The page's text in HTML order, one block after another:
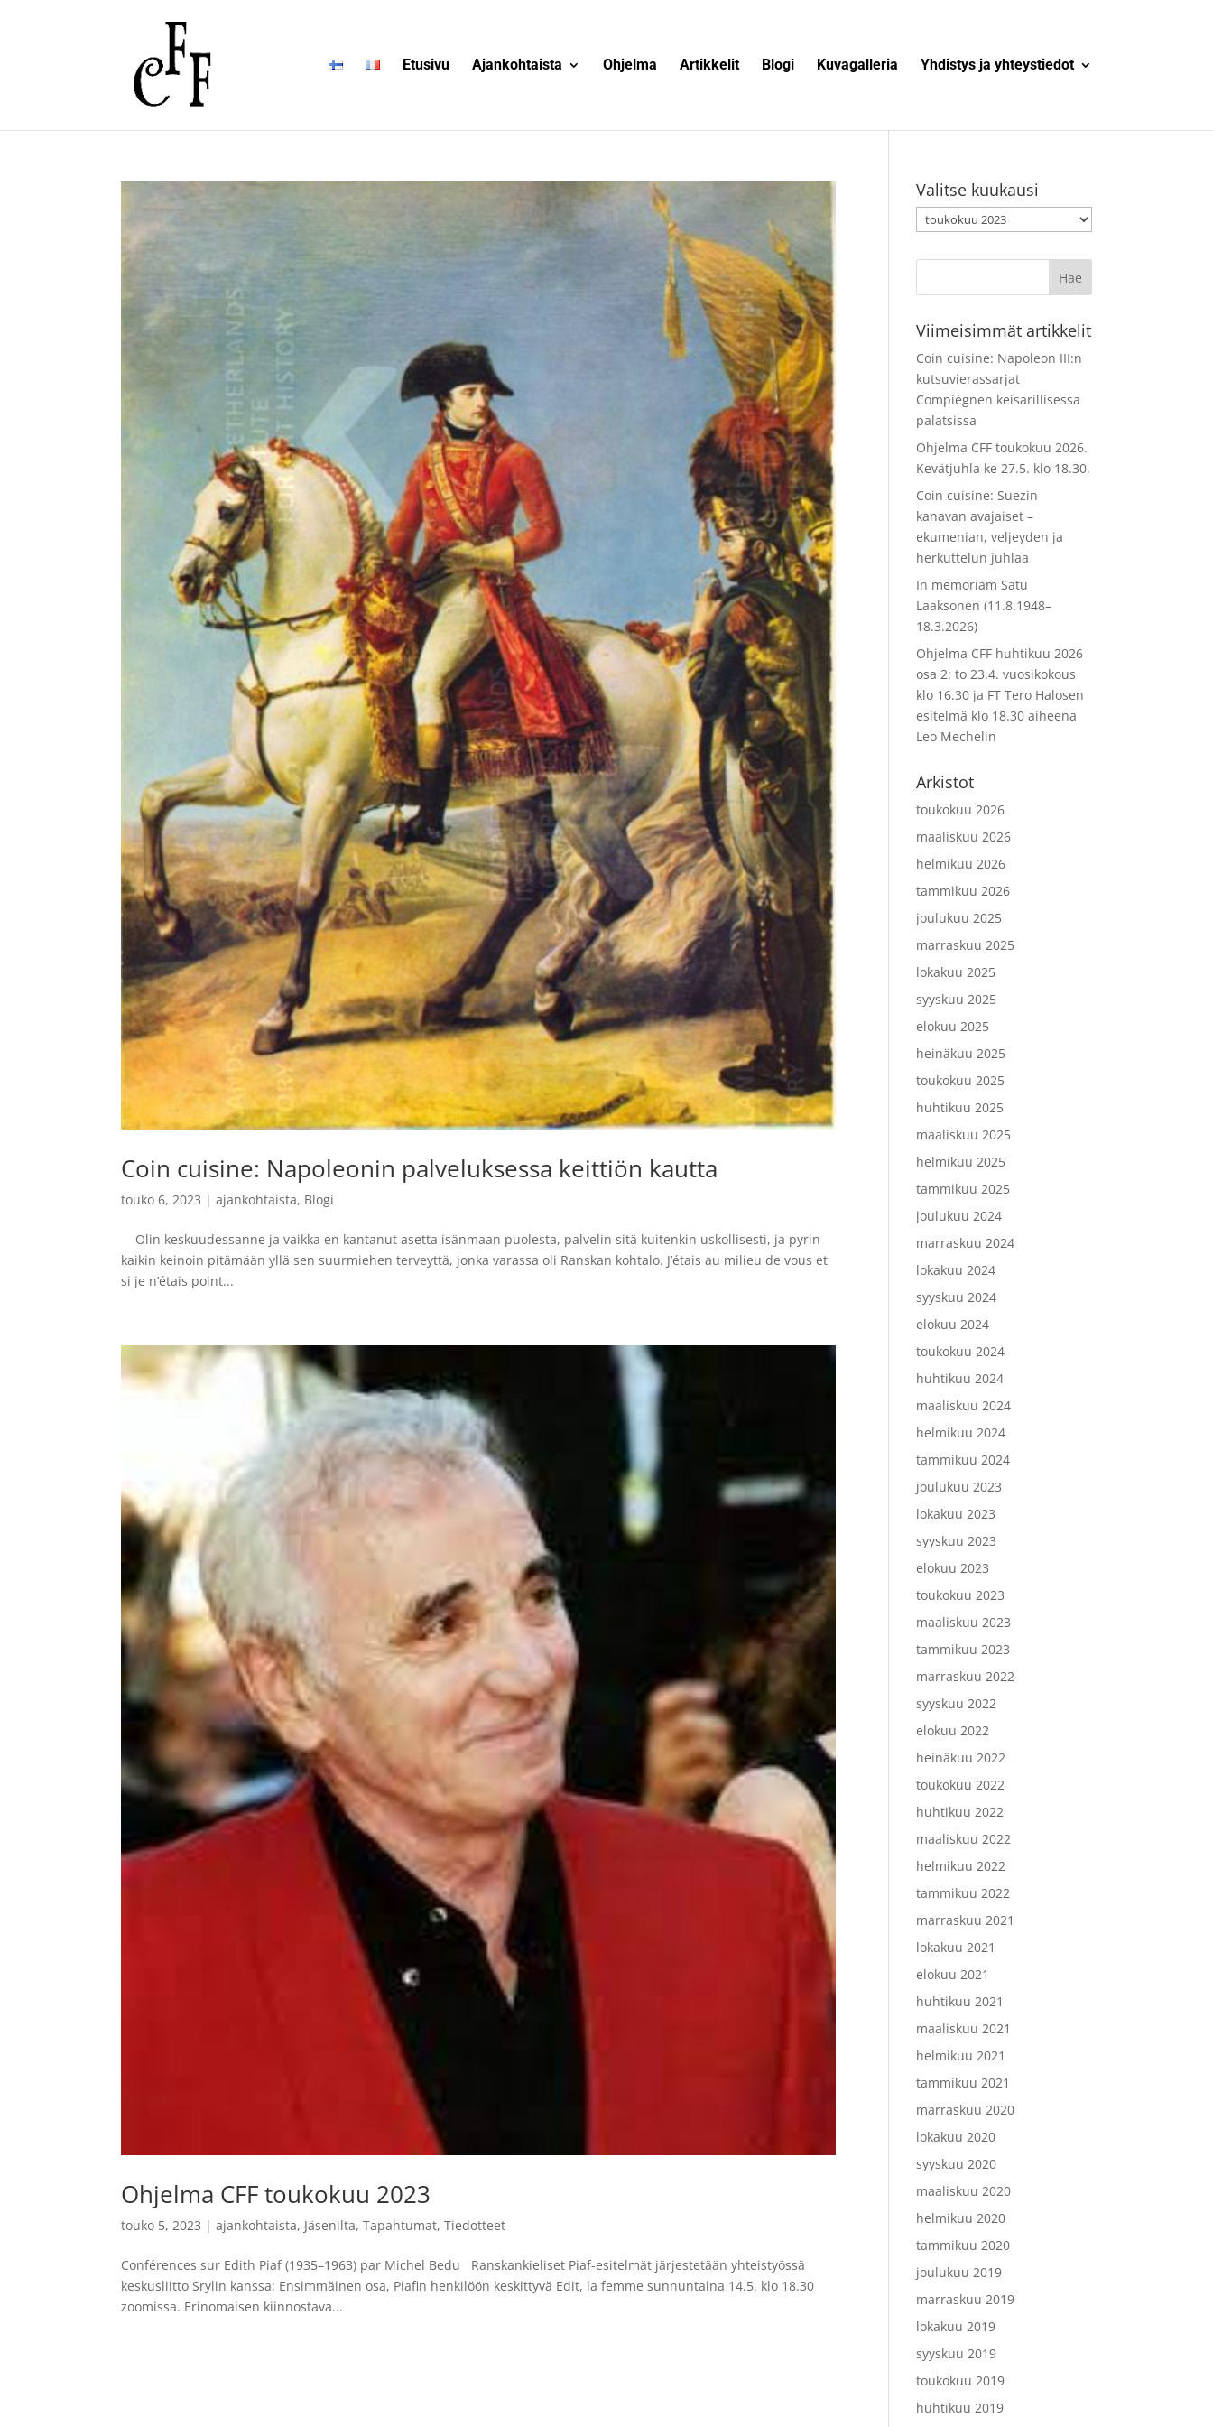
Etusivu Ajankohtaista Ohjelma Artikkelit Blogi Kuvagalleria Yhdistys ja yhteystiedot
Coin cuisine: Napoleonin palveluksessa keittiön kautta
touko 6, 2023 |ajankohtaista, Blogi
Olin keskuudessanne ja vaikka en kantanut asetta isänmaan puolesta, palvelin sitä kuitenkin uskollisesti, ja pyrin
kaikin keinoin pitämään yllä sen suurmiehen terveyttä, jonka varassa oli Ranskan kohtalo. J’étais au milieu de vous et
si je n’étais point...
Ohjelma CFF toukokuu 2023
touko 5, 2023 |ajankohtaista, Jäsenilta,Tapahtumat,Tiedotteet
Conférences sur Edith Piaf (1935–1963) par Michel Bedu Ranskankieliset Piaf-esitelmät järjestetään yhteistyössä
keskusliitto Srylin kanssa: Ensimmäinen osa, Piafin henkilöön keskittyvä Edit, la femme sunnuntaina 14.5. klo 18.30
zoomissa. Erinomaisen kiinnostava...
Valitse kuukausi
Valitse
kuukausi
Viimeisimmät artikkelit
Coin cuisine: Napoleon III:n
kutsuvierassarjat
Compiègnen keisarillisessa
palatsissa
Ohjelma CFF toukokuu 2026.
Kevätjuhla ke 27.5. klo 18.30.
Coin cuisine: Suezin
kanavan avajaiset –
ekumenian, veljeyden ja
herkuttelun juhlaa
In memoriam Satu
Laaksonen (11.8.1948–
18.3.2026)
Ohjelma CFF huhtikuu 2026
osa 2: to 23.4. vuosikokous
klo 16.30 ja FT Tero Halosen
esitelmä klo 18.30 aiheena
Leo Mechelin
Arkistot
toukokuu 2026
maaliskuu 2026
helmikuu 2026
tammikuu 2026
joulukuu 2025
marraskuu 2025
lokakuu 2025
syyskuu 2025
elokuu 2025
heinäkuu 2025
toukokuu 2025
huhtikuu 2025
maaliskuu 2025
helmikuu 2025
tammikuu 2025
joulukuu 2024
marraskuu 2024
lokakuu 2024
syyskuu 2024
elokuu 2024
toukokuu 2024
huhtikuu 2024
maaliskuu 2024
helmikuu 2024
tammikuu 2024
joulukuu 2023
lokakuu 2023
syyskuu 2023
elokuu 2023
toukokuu 2023
maaliskuu 2023
tammikuu 2023
marraskuu 2022
syyskuu 2022
elokuu 2022
heinäkuu 2022
toukokuu 2022
huhtikuu 2022
maaliskuu 2022
helmikuu 2022
tammikuu 2022
marraskuu 2021
lokakuu 2021
elokuu 2021
huhtikuu 2021
maaliskuu 2021
helmikuu 2021
tammikuu 2021
marraskuu 2020
lokakuu 2020
syyskuu 2020
maaliskuu 2020
helmikuu 2020
tammikuu 2020
joulukuu 2019
marraskuu 2019
lokakuu 2019
syyskuu 2019
toukokuu 2019
huhtikuu 2019